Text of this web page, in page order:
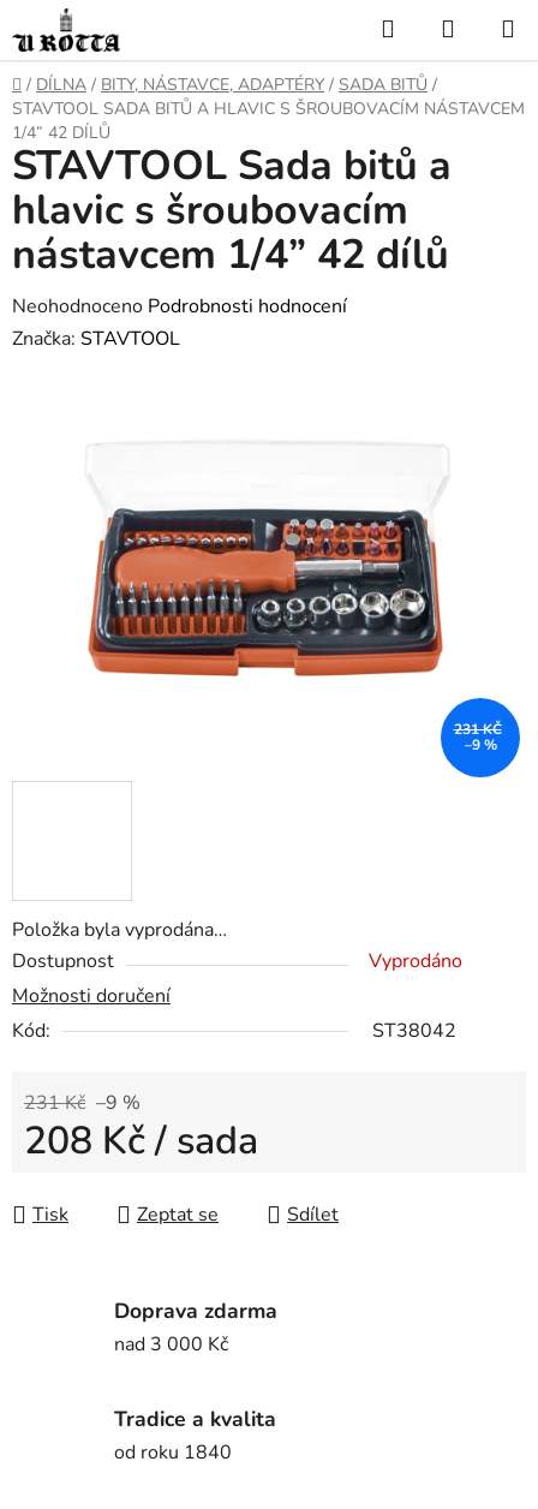
na
obsah
Hledat
KOŠÍK
DOMŮ
/ DÍLNA / BITY, NÁSTAVCE, ADAPTÉRY / SADA BITŮ /
STAVTOOL SADA BITŮ A HLAVIC S ŠROUBOVACÍM NÁSTAVCEM
1/4” 42 DÍLŮ
Položka byla vyprodána…
Dostupnost
Vyprodáno
Možnosti doručení
Kód:
ST38042
231 Kč –9 %
208 Kč/ sada
Tisk
Zeptat se Sdílet
STAVTOOL Sada bitů a
hlavic s šroubovacím
nástavcem 1/4” 42 dílů
Průměrné
hodnocení
Neohodnoceno Podrobnosti hodnocení
Značka: STAVTOOL
231 KČ
–9 %
Doprava zdarma
nad 3 000 Kč
Tradice a kvalita
od roku 1840